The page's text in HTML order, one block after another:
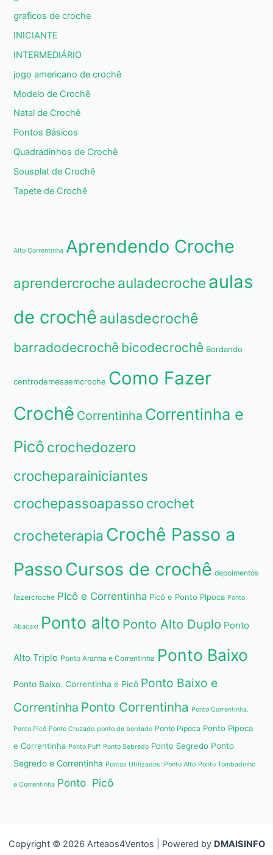
graficos de croche
INICIANTE
INTERMEDIÁRIO
jogo americano de crochê
Modelo de Crochê
Natal de Crochê
Pontos Básicos
Quadradinhos de Crochê
Sousplat de Crochê
Tapete de Crochê
Alto Correntinha Aprendendo Croche
aprendercroche auladecroche aulas
de crochê aulasdecrochê
barradodecrochê bicodecrochê Bordando
centrodemesaemcroche Como Fazer
Crochê Correntinha Correntinha e
Picô crochedozero
crocheparainiciantes
crochepassoapassocrochet
crocheterapia Crochê Passo a
PassoCursos de crochê depoimentos
fazercroche PIcô e Correntinha Picô e Ponto PIpoca Ponto
Abacaxi Ponto alto Ponto Alto Duplo Ponto
Alto Triplo Ponto Aranha e Correntinha Ponto Baixo
Ponto Baixo. Correntinha e Picô Ponto Baixo e
Correntinha Ponto Correntinha Ponto Correntinha.
Ponto Picô Ponto Cruzado ponto de bordado Ponto Pipoca Ponto Pipoca
e Correntinha Ponto Puff Ponto Sebredo Ponto Segredo Ponto
Segredo e Correntinha Pontos Utilizados: Ponto Alto Ponto Tombadinho
e Correntinha Ponto Picô
Copyright © 2026 Arteaos4Ventos | Powered by DMAISINFO